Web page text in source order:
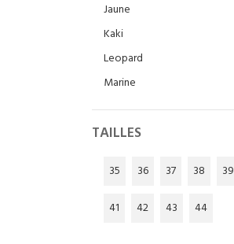
Jaune
Kaki
Leopard
Marine
Marron
Metallic
Or
TAILLES
35 36 37 38 39
41 42 43 44